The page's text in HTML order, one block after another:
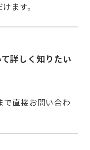
ます。
詳しく知りたい
で直接お問い合わ